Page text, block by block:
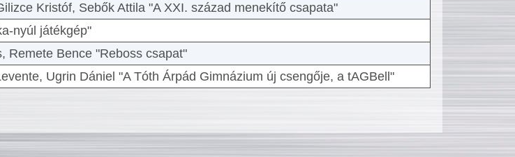
Kristóf, Sebők Attila "A XXI. század menekítő csapata"
nyúl játékgép"
Remete Bence "Reboss csapat"
Ugrin Dániel "A Tóth Árpád Gimnázium új csengője, a tAGBell"